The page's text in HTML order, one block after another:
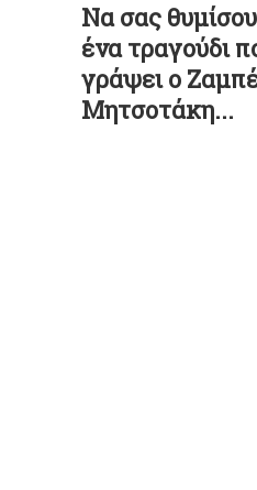
Να σας
ένα τραγούδι
γράψει ο
Μητσοτάκη...